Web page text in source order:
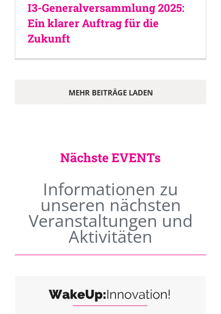
I3-Generalversammlung 2025:
Ein klarer Auftrag für die
Zukunft
MEHR BEITRÄGE LADEN
Nächste EVENTs
Informationen zu
unseren nächsten
Veranstaltungen und
Aktivitäten